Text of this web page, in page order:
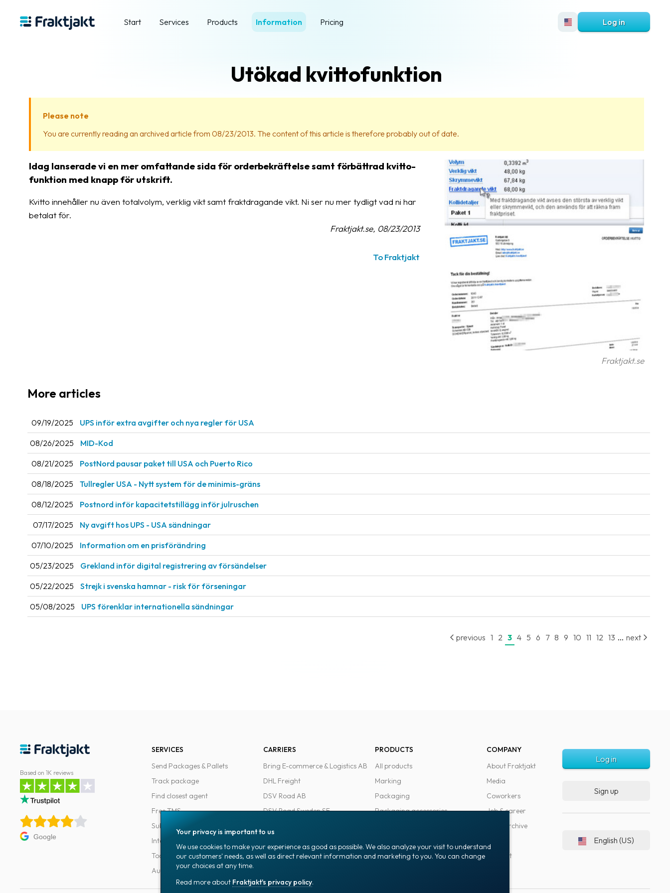
Start Services Products Information Pricing Log in
Utökad kvittofunktion
Please note
You are currently reading an archived article from 08/23/2013. The content of this article is therefore probably out of date.
Fraktjakt.se
Idag lanserade vi en mer omfattande sida för orderbekräftelse samt förbättrad kvitto-
funktion med knapp för utskrift.
Kvitto innehåller nu även totalvolym, verklig vikt samt fraktdragande vikt. Ni ser nu mer tydligt vad ni har
betalat för.
Fraktjakt.se, 08/23/2013
To Fraktjakt
More articles
09/19/2025 UPS inför extra avgifter och nya regler för USA
08/26/2025 MID-Kod
08/21/2025 PostNord pausar paket till USA och Puerto Rico
08/18/2025 Tullregler USA - Nytt system för de minimis-gräns
08/12/2025 Postnord inför kapacitetstillägg inför julruschen
07/17/2025 Ny avgift hos UPS - USA sändningar
07/10/2025 Information om en prisförändring
05/23/2025 Grekland inför digital registrering av försändelser
05/22/2025 Strejk i svenska hamnar - risk för förseningar
05/08/2025 UPS förenklar internationella sändningar
previous 1 2 3 4 5 6 7 8 9 10 11 12 13 ... next
Based on 1K reviews
Google
SERVICES
Send Packages & Pallets
Track package
Find closest agent
Free TMS
Subscriptions
Integrations
Tools for developers
Automations
CARRIERS
Bring E-commerce & Logistics AB
DHL Freight
DSV Road AB
DSV Road Sweden SE
PostNord Sverige AB
PRODUCTS
All products
Marking
Packaging
Packaging accessories
COMPANY
About Fraktjakt
Media
Coworkers
Job & career
News archive
Support
Log in
Sign up
English (US)
Your privacy is important to us
We use cookies to make your experience as good as possible. We also analyze your visit to understand
our customers' needs, as well as direct relevant information and marketing to you. You can change
your choices at any time.
Read more about Fraktjakt's privacy policy.